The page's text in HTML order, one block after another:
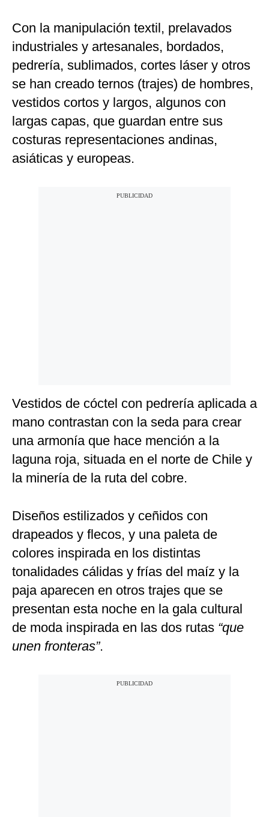
Con la manipulación textil, prelavados
industriales y artesanales, bordados,
pedrería, sublimados, cortes láser y otros
se han creado ternos (trajes) de hombres,
vestidos cortos y largos, algunos con
largas capas, que guardan entre sus
costuras representaciones andinas,
asiáticas y europeas.
Vestidos de cóctel con pedrería aplicada a
mano contrastan con la seda para crear
una armonía que hace mención a la
laguna roja, situada en el norte de Chile y
la minería de la ruta del cobre.
Diseños estilizados y ceñidos con
drapeados y flecos, y una paleta de
colores inspirada en los distintas
tonalidades cálidas y frías del maíz y la
paja aparecen en otros trajes que se
presentan esta noche en la gala cultural
de moda inspirada en las dos rutas “que
unen fronteras”.